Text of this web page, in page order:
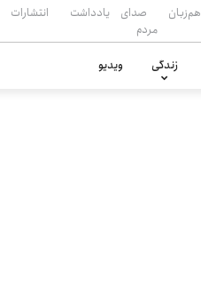
هم‌زبان
صدای
مردم
یادداشت انتشارات
زندگی ویدیو